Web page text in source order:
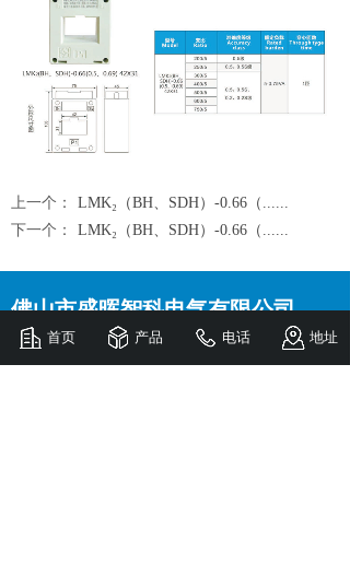
上一个：
LMK₂（BH、SDH）-0.66（......
下一个：
LMK₂（BH、SDH）-0.66（......
电话 ：0757-82522996
佛山市盛晖智科电气有限公司
首页 产品 电话 地址